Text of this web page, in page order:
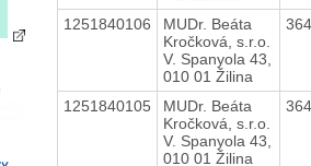
1251840106
MUDr. Beáta
Kročková, s.r.o.
V. Spanyola 43,
010 01 Žilina
1251840105
MUDr. Beáta
Kročková, s.r.o.
V. Spanyola 43,
010 01 Žilina